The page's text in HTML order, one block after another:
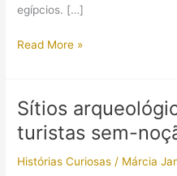
egípcios. […]
Estátua
François
Champollion
pisando
cabeça
Read More »
Sítios
turistas sem-
Histórias Curiosas / Márcia